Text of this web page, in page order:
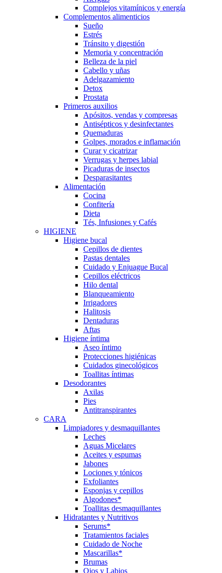
Complejos vitamínicos y energía
Complementos alimenticios
Sueño
Estrés
Tránsito y digestión
Memoria y concentración
Belleza de la piel
Cabello y uñas
Adelgazamiento
Detox
Prostata
Primeros auxilios
Apósitos, vendas y compresas
Antisépticos y desinfectantes
Quemaduras
Golpes, morados e inflamación
Curar y cicatrizar
Verrugas y herpes labial
Picaduras de insectos
Desparasitantes
Alimentación
Cocina
Confitería
Dieta
Tés, Infusiones y Cafés
HIGIENE
Higiene bucal
Cepillos de dientes
Pastas dentales
Cuidado y Enjuague Bucal
Cepillos eléctricos
Hilo dental
Blanqueamiento
Irrigadores
Halitosis
Dentaduras
Aftas
Higiene íntima
Aseo íntimo
Protecciones higiénicas
Cuidados ginecológicos
Toallitas íntimas
Desodorantes
Axilas
Pies
Antitranspirantes
CARA
Limpiadores y desmaquillantes
Leches
Aguas Micelares
Aceites y espumas
Jabones
Lociones y tónicos
Exfoliantes
Esponjas y cepillos
Algodones*
Toallitas desmaquillantes
Hidratantes y Nutritivos
Serums*
Tratamientos faciales
Cuidado de Noche
Mascarillas*
Brumas
Ojos y Labios